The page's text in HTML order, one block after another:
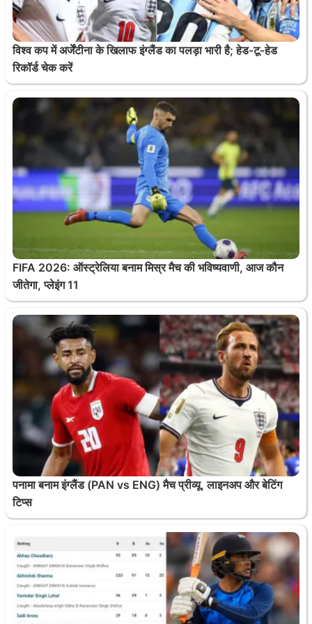
विश्व कप में अर्जेंटीना के खिलाफ इंग्लैंड का पलड़ा भारी है; हेड-टू-हेड
रिकॉर्ड चेक करें
FIFA 2026: ऑस्ट्रेलिया बनाम मिस्र मैच की भविष्यवाणी, आज कौन
जीतेगा, प्लेइंग 11
पनामा बनाम इंग्लैंड (PAN vs ENG) मैच प्रीव्यू, लाइनअप और बेटिंग
टिप्स